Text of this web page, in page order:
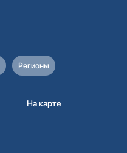
Регионы
На карте